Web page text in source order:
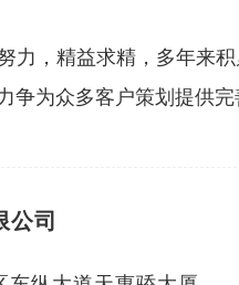
力，精益求精，多年来
争为众多客户策划提供
公司